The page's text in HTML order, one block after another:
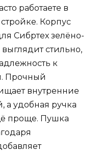
работаете в
Корпус
Сибртех зелёно-
стильно,
к
Прочный
внутренние
а удобная ручка
проще. Пушка